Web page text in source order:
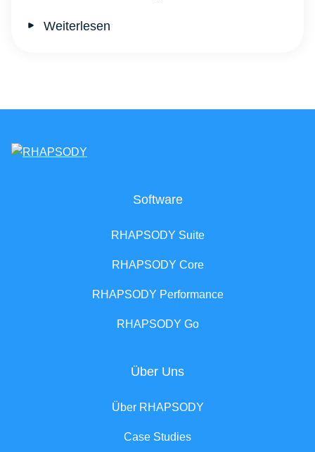
Weiterlesen
Software
RHAPSODY Suite
RHAPSODY Core
RHAPSODY Performance
RHAPSODY Go
Über Uns
Über RHAPSODY
Case Studies